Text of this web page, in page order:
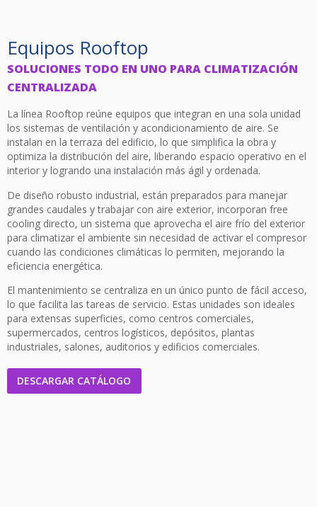
Equipos Rooftop
SOLUCIONES TODO EN UNO PARA CLIMATIZACIÓN
CENTRALIZADA
La línea Rooftop reúne equipos que integran en una sola unidad
los sistemas de ventilación y acondicionamiento de aire. Se
instalan en la terraza del edificio, lo que simplifica la obra y
optimiza la distribución del aire, liberando espacio operativo en el
interior y logrando una instalación más ágil y ordenada.
De diseño robusto industrial, están preparados para manejar
grandes caudales y trabajar con aire exterior, incorporan free
cooling directo, un sistema que aprovecha el aire frío del exterior
para climatizar el ambiente sin necesidad de activar el compresor
cuando las condiciones climáticas lo permiten, mejorando la
eficiencia energética.
El mantenimiento se centraliza en un único punto de fácil acceso,
lo que facilita las tareas de servicio. Estas unidades son ideales
para extensas superficies, como centros comerciales,
supermercados, centros logísticos, depósitos, plantas
industriales, salones, auditorios y edificios comerciales.
DESCARGAR CATÁLOGO